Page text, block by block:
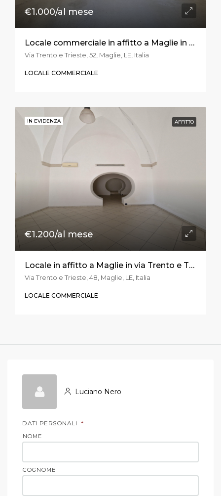
€1.000/al mese
Locale commerciale in affitto a Maglie in via Trento e Trieste
Via Trento e Trieste, 52, Maglie, LE, Italia
LOCALE COMMERCIALE
IN EVIDENZA AFFITTO
€1.200/al mese
Locale in affitto a Maglie in via Trento e Trieste
Via Trento e Trieste, 48, Maglie, LE, Italia
LOCALE COMMERCIALE
Luciano Nero
DATI PERSONALI *
NOME
COGNOME